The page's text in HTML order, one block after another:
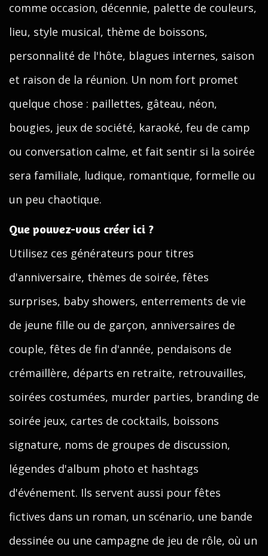
comme occasion, décennie, palette de couleurs,
lieu, style musical, thème de boissons,
personnalité de l'hôte, blagues internes, saison
et raison de la réunion. Un nom fort promet
quelque chose : paillettes, gâteau, néon,
bougies, jeux de société, karaoké, feu de camp
ou conversation calme, et fait sentir si la soirée
sera familiale, ludique, romantique, formelle ou
un peu chaotique.
Que pouvez-vous créer ici ?
Utilisez ces générateurs pour titres
d'anniversaire, thèmes de soirée, fêtes
surprises, baby showers, enterrements de vie
de jeune fille ou de garçon, anniversaires de
couple, fêtes de fin d'année, pendaisons de
crémaillère, départs en retraite, retrouvailles,
soirées costumées, murder parties, branding de
soirée jeux, cartes de cocktails, boissons
signature, noms de groupes de discussion,
légendes d'album photo et hashtags
d'événement. Ils servent aussi pour fêtes
fictives dans un roman, un scénario, une bande
dessinée ou une campagne de jeu de rôle, où un